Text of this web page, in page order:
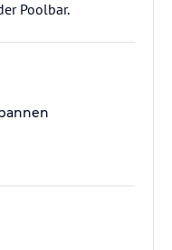
Poolbar.